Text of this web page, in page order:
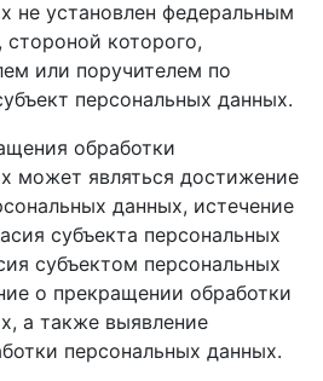
не установлен федеральным
которого,
или поручителем по
персональных данных.
обработки
может являться достижение
данных, истечение
субъекта персональных
субъектом персональных
о прекращении обработки
а также выявление
персональных данных.